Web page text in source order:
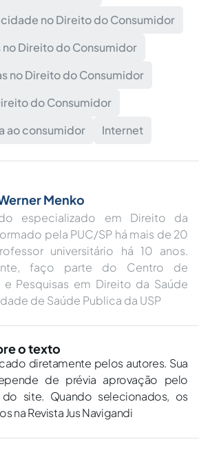
no Direito do Consumidor
no Direito do Consumidor
no Direito do Consumidor
do Consumidor
ao consumidor
Internet
Menko
especializado em Direito da
pela PUC/SP há mais de 20
universitário há 10 anos.
faço parte do Centro de
e Pesquisas em Direito da Saúde
de Saúde Publica da USP
o texto
diretamente pelos autores. Sua
de prévia aprovação pelo
site. Quando selecionados, os
na Revista Jus Navigandi